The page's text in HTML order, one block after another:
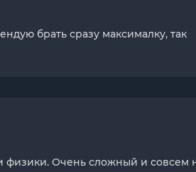
брать сразу максималку, так
физики. Очень сложный и совсем